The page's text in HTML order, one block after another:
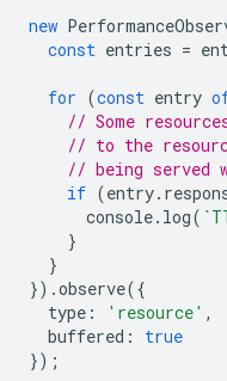
new
const entries =
for (const entry
// Some
// to the
// being served
if (entry.
console. log(
}
}
}).observe({
type : 'resource' ,
buffered :
true
});